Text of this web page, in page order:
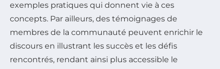
exemples pratiques qui donnent vie à ces
concepts. Par ailleurs, des témoignages de
membres de la communauté peuvent enrichir le
discours en illustrant les succès et les défis
rencontrés, rendant ainsi plus accessible le